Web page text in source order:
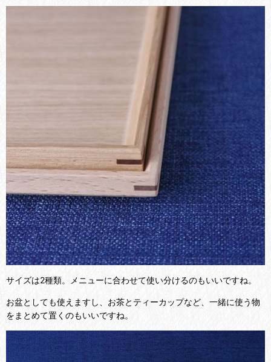
サイズは2種類。メニューに合わせて使い分けるのもいいですね。
お盆としても使えますし、お茶とティーカップなど、一緒に使う物
をまとめて置くのもいいですね。